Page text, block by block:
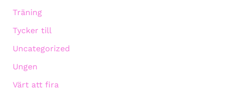
Träning
Tycker till
Uncategorized
Ungen
Värt att fira